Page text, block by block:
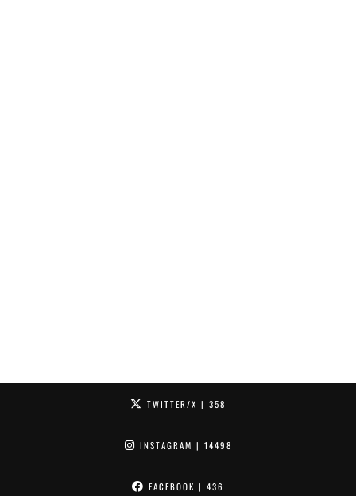
TWITTER/X | 358
INSTAGRAM | 14498
FACEBOOK | 436